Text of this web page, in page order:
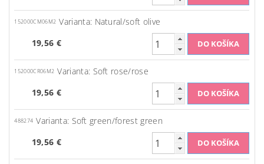
152000CM06M2 Varianta: Natural/soft olive
19,56 €
152000CR06M2 Varianta: Soft rose/rose
19,56 €
488274 Varianta: Soft green/forest green
19,56 €